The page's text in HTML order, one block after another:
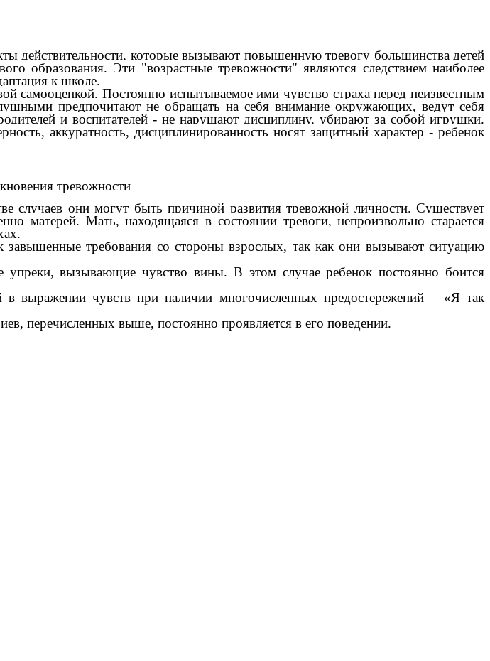
действительности, которые вызывают повышенную тревогу большинства детей
образования. Эти "возрастные тревожности" являются следствием наиболее
к школе.
самооценкой. Постоянно испытываемое ими чувство страха перед неизвестным
предпочитают не обращать на себя внимание окружающих, ведут себя
и воспитателей - не нарушают дисциплину, убирают за собой игрушки.
аккуратность, дисциплинированность носят защитный характер - ребенок
тревожности
случаев они могут быть причиной развития тревожной личности. Существует
матерей. Мать, находящаяся в состоянии тревоги, непроизвольно старается
завышенные требования со стороны взрослых, так как они вызывают ситуацию
упреки, вызывающие чувство вины. В этом случае ребенок постоянно боится
в выражении чувств при наличии многочисленных предостережений – «Я так
перечисленных выше, постоянно проявляется в его поведении.